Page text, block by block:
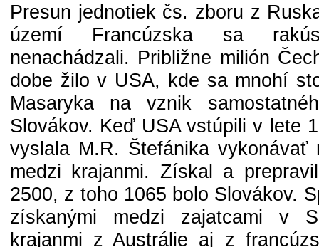
Presun jednotiek čs. zboru z
území Francúzska sa
nenachádzali. Približne milión
dobe žilo v USA, kde sa mnohí
Masaryka na vznik
Slovákov. Keď USA vstúpili v lete
vyslala M.R. Štefánika vykonávať
medzi krajanmi. Získal a
2500, z toho 1065 bolo Slovákov.
získanými medzi zajatcami v
krajanmi z Austrálie aj z